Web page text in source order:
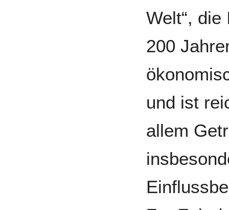
Welt“,
200
und ist
allem